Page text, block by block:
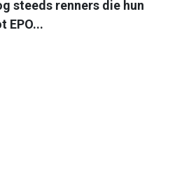
steeds renners die hun
EPO...